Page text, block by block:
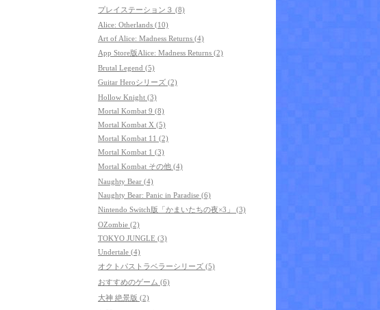
プレイステーション３ (8)
Alice: Otherlands (10)
Art of Alice: Madness Returns (4)
App Store版Alice: Madness Returns (2)
Brutal Legend (5)
Guitar Heroシリーズ (2)
Hollow Knight (3)
Mortal Kombat 9 (8)
Mortal Kombat X (5)
Mortal Kombat 11 (2)
Mortal Kombat 1 (3)
Mortal Kombat その他 (4)
Naughty Bear (4)
Naughty Bear: Panic in Paradise (6)
Nintendo Switch版「かまいたちの夜×3」 (3)
OZombie (2)
TOKYO JUNGLE (3)
Undertale (4)
オクトパストラベラーシリーズ (5)
おすすめのゲーム (6)
大神 絶景版 (2)